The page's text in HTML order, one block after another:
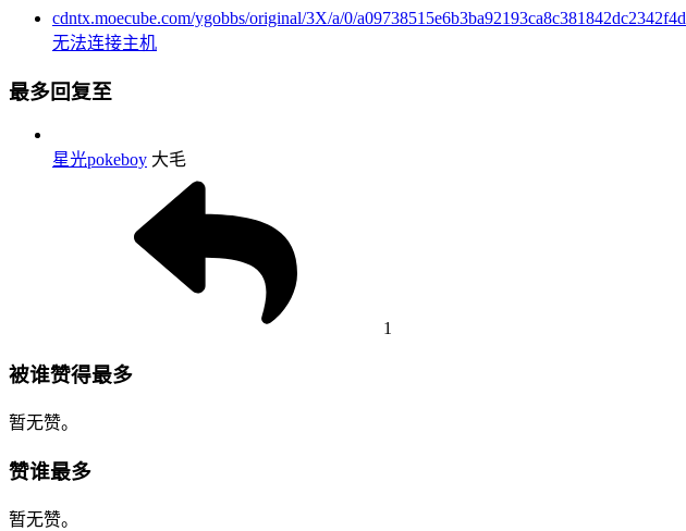
cdntx.moecube.com/ygobbs/original/3X/a/0/a09738515e6b3ba92193ca8c381842dc2342f4d
无法连接主机
最多回复至
星光pokeboy 大毛
1
被谁赞得最多
暂无赞。
赞谁最多
暂无赞。